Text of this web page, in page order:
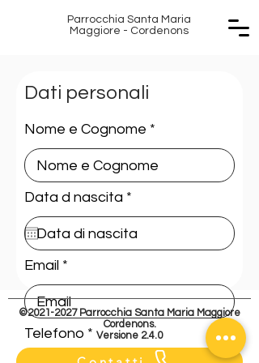
P S
M M
Parrocchia Santa Maria
Maggiore - Cordenons
Dati personali
Nome e Cognome
Data d nascita *
u
i
e
d
Email
Telefono
©2021-2027Parrocchia Santa Maria Maggiore
Cordenons.
Versione 2.4.0